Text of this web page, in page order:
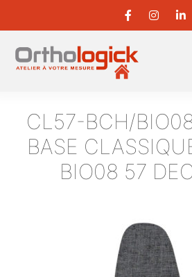
CL57-BCH/
BASE
BIO08 57